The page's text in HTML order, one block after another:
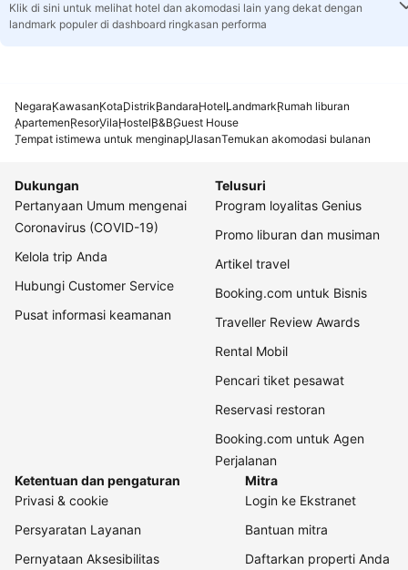
Klik di sini untuk melihat hotel dan akomodasi lain yang dekat dengan
landmark populer di dashboard ringkasan performa
NegaraKawasanKotaDistrikBandaraHotelLandmarkRumah liburan
ApartemenResorVilaHostelB&BGuest House
Tempat istimewa untuk menginapUlasanTemukan akomodasi bulanan
Dukungan
Pertanyaan Umum mengenai
Coronavirus (COVID-19)
Kelola trip Anda
Hubungi Customer Service
Pusat informasi keamanan
Telusuri
Program loyalitas Genius
Promo liburan dan musiman
Artikel travel
Booking.com untuk Bisnis
Traveller Review Awards
Rental Mobil
Pencari tiket pesawat
Reservasi restoran
Booking.com untuk Agen
Perjalanan
Ketentuan dan pengaturan
Privasi & cookie
Persyaratan Layanan
Pernyataan Aksesibilitas
Mitra
Login ke Ekstranet
Bantuan mitra
Daftarkan properti Anda